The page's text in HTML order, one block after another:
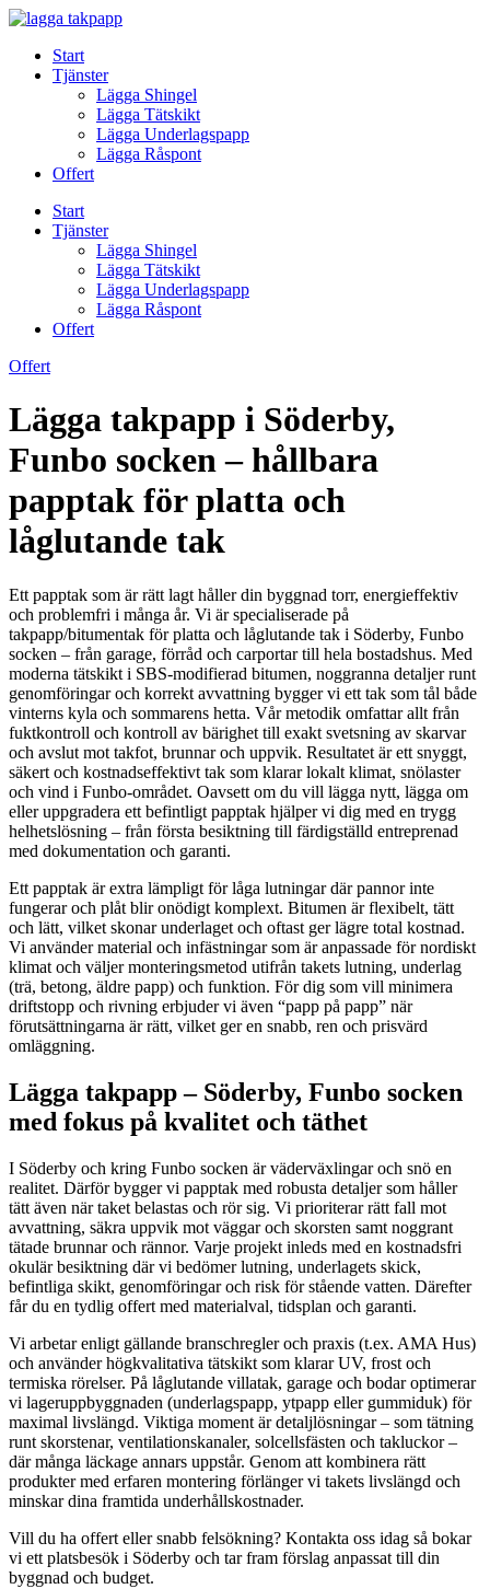
Skip
contentStart
Tjänster
Lägga Shingel
Lägga Tätskikt
Lägga Underlagspapp
Lägga Råspont
Offert
Start
Tjänster
Lägga Shingel
Lägga Tätskikt
Lägga Underlagspapp
Lägga Råspont
Offert
Offert
Lägga takpapp i Söderby,
Funbo socken – hållbara
papptak för platta och
låglutande tak
Ett papptak som är rätt lagt håller din byggnad torr, energieffektiv
och problemfri i många år. Vi är specialiserade på
takpapp/bitumentak för platta och låglutande tak i Söderby, Funbo
socken – från garage, förråd och carportar till hela bostadshus. Med
moderna tätskikt i SBS-modifierad bitumen, noggranna detaljer runt
genomföringar och korrekt avvattning bygger vi ett tak som tål både
vinterns kyla och sommarens hetta. Vår metodik omfattar allt från
fuktkontroll och kontroll av bärighet till exakt svetsning av skarvar
och avslut mot takfot, brunnar och uppvik. Resultatet är ett snyggt,
säkert och kostnadseffektivt tak som klarar lokalt klimat, snölaster
och vind i Funbo-området. Oavsett om du vill lägga nytt, lägga om
eller uppgradera ett befintligt papptak hjälper vi dig med en trygg
helhetslösning – från första besiktning till färdigställd entreprenad
med dokumentation och garanti.
Ett papptak är extra lämpligt för låga lutningar där pannor inte
fungerar och plåt blir onödigt komplext. Bitumen är flexibelt, tätt
och lätt, vilket skonar underlaget och oftast ger lägre total kostnad.
Vi använder material och infästningar som är anpassade för nordiskt
klimat och väljer monteringsmetod utifrån takets lutning, underlag
(trä, betong, äldre papp) och funktion. För dig som vill minimera
driftstopp och rivning erbjuder vi även “papp på papp” när
förutsättningarna är rätt, vilket ger en snabb, ren och prisvärd
omläggning.
Lägga takpapp – Söderby, Funbo socken
med fokus på kvalitet och täthet
I Söderby och kring Funbo socken är väderväxlingar och snö en
realitet. Därför bygger vi papptak med robusta detaljer som håller
tätt även när taket belastas och rör sig. Vi prioriterar rätt fall mot
avvattning, säkra uppvik mot väggar och skorsten samt noggrant
tätade brunnar och rännor. Varje projekt inleds med en kostnadsfri
okulär besiktning där vi bedömer lutning, underlagets skick,
befintliga skikt, genomföringar och risk för stående vatten. Därefter
får du en tydlig offert med materialval, tidsplan och garanti.
Vi arbetar enligt gällande branschregler och praxis (t.ex. AMA Hus)
och använder högkvalitativa tätskikt som klarar UV, frost och
termiska rörelser. På låglutande villatak, garage och bodar optimerar
vi lageruppbyggnaden (underlagspapp, ytpapp eller gummiduk) för
maximal livslängd. Viktiga moment är detaljlösningar – som tätning
runt skorstenar, ventilationskanaler, solcellsfästen och takluckor –
där många läckage annars uppstår. Genom att kombinera rätt
produkter med erfaren montering förlänger vi takets livslängd och
minskar dina framtida underhållskostnader.
Vill du ha offert eller snabb felsökning? Kontakta oss idag så bokar
vi ett platsbesök i Söderby och tar fram förslag anpassat till din
byggnad och budget.